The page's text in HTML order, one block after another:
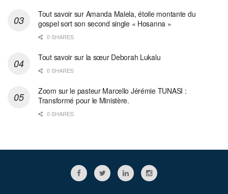
Tout savoir sur Amanda Malela, étoile montante du
gospel sort son second single « Hosanna »
0 SHARES
Tout savoir sur la sœur Deborah Lukalu
0 SHARES
Zoom sur le pasteur Marcello Jérémie TUNASI :
Transformé pour le Ministère.
0 SHARES